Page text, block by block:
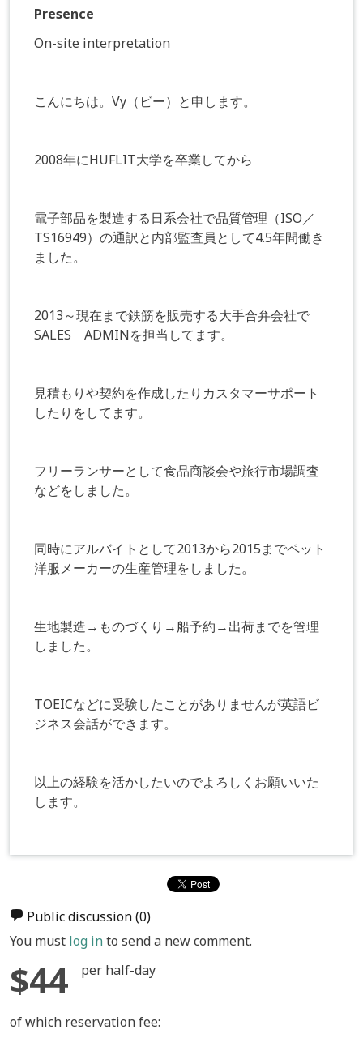
Presence
On-site interpretation
こんにちは。Vy（ビー）と申します。
2008年にHUFLIT大学を卒業してから
電子部品を製造する日系会社で品質管理（ISO／
TS16949）の通訳と内部監査員として4.5年間働き
ました。
2013～現在まで鉄筋を販売する大手合弁会社で
SALES ADMINを担当してます。
見積もりや契約を作成したりカスタマーサポート
したりをしてます。
フリーランサーとして食品商談会や旅行市場調査
などをしました。
同時にアルバイトとして2013から2015までペット
洋服メーカーの生産管理をしました。
生地製造→ものづくり→船予約→出荷までを管理
しました。
TOEICなどに受験したことがありませんが英語ビ
ジネス会話ができます。
以上の経験を活かしたいのでよろしくお願いいた
します。
Public discussion(0)
You must log into send a new comment.
$44 per half-day
of which reservation fee: